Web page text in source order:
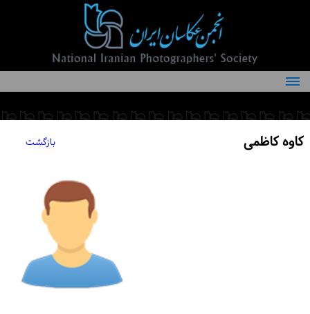
درباره انجمن
کمیته‌های انجمن
کاوه کاظمی بازگشت